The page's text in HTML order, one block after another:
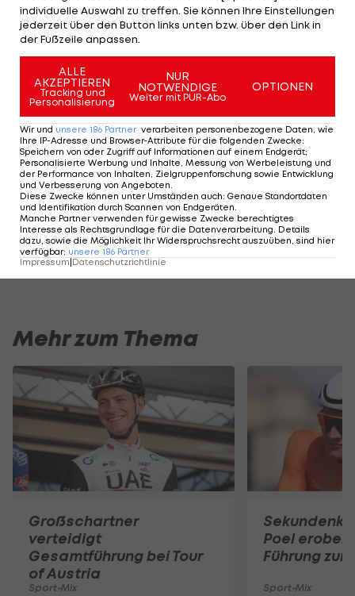
Sieger auf der Bahn und dreifache Weltmeister in
der Einzelverfolgung 2020 vier Etappen-Siege und
Olympia - Tag 12 im LIVE-Ticker >>>
Der Medaillenspiegel >>>
Tag 12 - Alle Medaillen >>>
Der legendäre Durchmarsch des FC
Wacker Tirol I #Zwarakonferenz History
Zwarakonferenz
Am Stammtisch
Christopher Knett
Stammtisch
Mehr zum Thema
Großschartner
verteidigt
Gesamtführung bei Tour
of Austria
Sport-Mix
Poel erobert
Führung
Sport-Mix
individuelle Auswahl zu treffen. Sie können Ihre Einstellungen
jederzeit über den Button links unten bzw. über den Link in
der Fußzeile anpassen.
ALLE
AKZEPTIEREN
Tracking und
Personalisierung
NUR
NOTWENDIGE
Weiter mit PUR-Abo
OPTIONEN
Wir und unsere 186 Partner verarbeiten personenbezogene Daten, wie
Ihre IP-Adresse und Browser-Attribute für die folgenden Zwecke:
Speichern von oder Zugriff auf Informationen auf einem Endgerät;
Personalisierte Werbung und Inhalte, Messung von Werbeleistung und
der Performance von Inhalten, Zielgruppenforschung sowie Entwicklung
und Verbesserung von Angeboten.
Diese Zwecke können unter Umständen auch: Genaue Standortdaten
und Identifikation durch Scannen von Endgeräten.
Manche Partner verwenden für gewisse Zwecke berechtigtes
Interesse als Rechtsgrundlage für die Datenverarbeitung. Details
dazu, sowie die Möglichkeit Ihr Widerspruchsrecht auszuüben, sind hier
verfügbar: unsere 186 Partner
Impressum Datenschutzrichtlinie